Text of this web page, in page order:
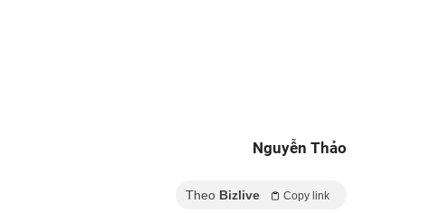
Nguyễn Thảo
Theo Bizlive Copy link